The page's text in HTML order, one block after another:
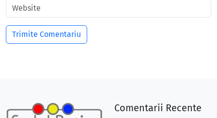
Comentarii Recente